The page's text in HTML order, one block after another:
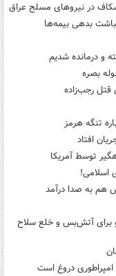
شکاف در نیروهای مسلح عراق
بدهی بیمه‌ها
بصره
قتل رجب‌زاده
تنگه هرمز
افتاد
توسط آمریکا
اسلامی!
هم به صدا درآمد
برای آتش‌بس و خلع سلاح
امپراطوری دروغ است